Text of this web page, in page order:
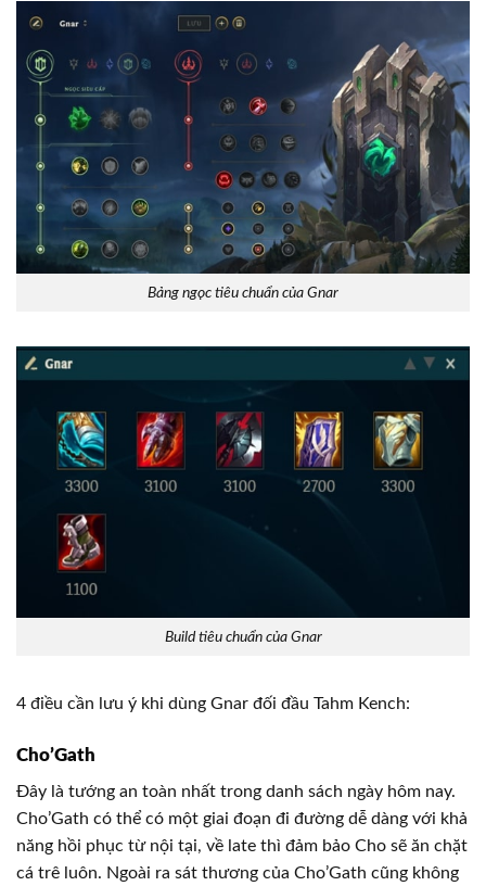
Bảng ngọc tiêu chuẩn của Gnar
Build tiêu chuẩn của Gnar
4 điều cần lưu ý khi dùng Gnar đối đầu Tahm Kench:
Cho’Gath
Đây là tướng an toàn nhất trong danh sách ngày hôm nay.
Cho’Gath có thể có một giai đoạn đi đường dễ dàng với khả
năng hồi phục từ nội tại, về late thì đảm bảo Cho sẽ ăn chặt
cá trê luôn. Ngoài ra sát thương của Cho’Gath cũng không